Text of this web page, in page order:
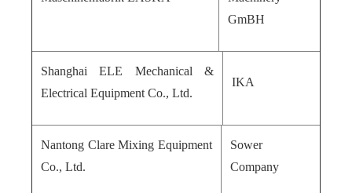
GmBH
Shanghai ELE Mechanical &
Electrical Equipment Co., Ltd.
IKA
Nantong Clare Mixing Equipment
Co., Ltd.
Sower
Company